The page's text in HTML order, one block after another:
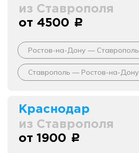
из Ставрополя
от 4500 c
Ростов-на-Дону — Ставрополь
Ставрополь — Ростов-на-Дону
Краснодар
из Ставрополя
от 1900 c